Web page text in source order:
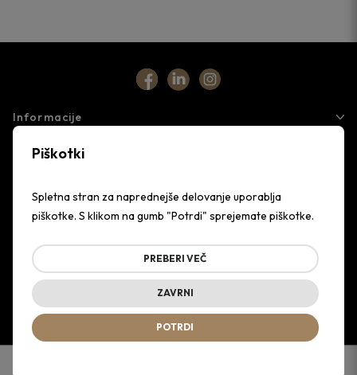
Informacije
Storitve
Podjetje
Cesta v Mestni log 90,
1000 Ljubljana, Slovenia
All rights reserved Euroton 2024, website by Primasoft d.o.o.
Powered bynopCommerce
Piškotki
Spletna stran za naprednejše delovanje uporablja
piškotke. S klikom na gumb "Potrdi" sprejemate piškotke.
PREBERI VEČ
ZAVRNI
POTRDI